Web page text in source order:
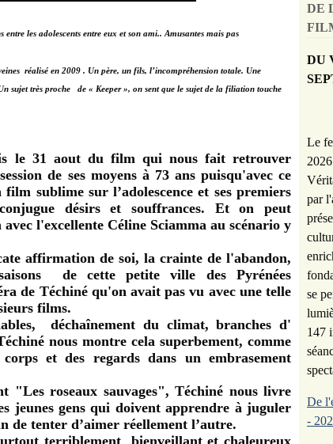
les adolescents entre eux et son ami.. Amusantes mais pas
réalisé en 2009 . Un père, un fils, l’incompréhension totale. Une
sujet très proche de « Keeper », on sent que le sujet de la filiation touche
le 31 aout du film qui nous fait retrouver
de ses moyens à 73 ans puisqu'avec ce
sublime sur l’adolescence et ses premiers
désirs et souffrances. Et on peut
l'excellente Céline Sciamma au scénario y
affirmation de soi, la crainte de l'abandon,
de cette petite ville des Pyrénées
de Téchiné qu'on avait pas vu avec une telle
films.
déchaînement du climat, branches d'
nous montre cela superbement, comme
et des regards dans un embrasement
"Les roseaux sauvages", Téchiné nous livre
jeunes gens qui doivent apprendre à juguler
de tenter d’aimer réellement l’autre.
terriblement bienveillant et chaleureux
DE
DU
Le
par
se
147
De
-